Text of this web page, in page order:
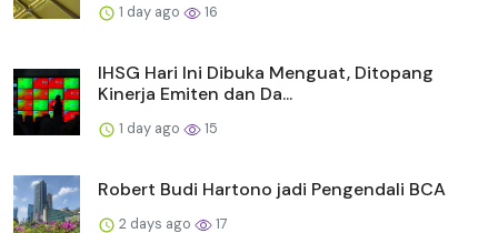
1 day ago 16
IHSG Hari Ini Dibuka Menguat, Ditopang
Kinerja Emiten dan Da...
1 day ago 15
Robert Budi Hartono jadi Pengendali BCA
2 days ago 17